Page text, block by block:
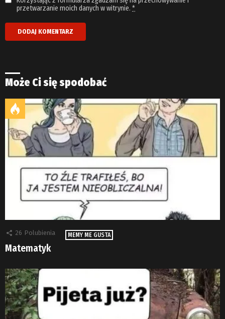
przetwarzanie moich danych w witrynie. *
Może Ci się spodobać
26 Polubienia MEMY ME GUSTA
Matematyk